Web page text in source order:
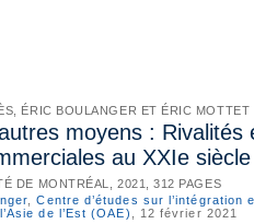
ÉRIC BOULANGER ET ÉRIC MOTTET
moyens : Rivalités
au XXIe siècle
DE MONTRÉAL, 2021, 312 PAGES
,Centre d’études sur l’intégration
de l’Est (OAE) , 12 février 2021